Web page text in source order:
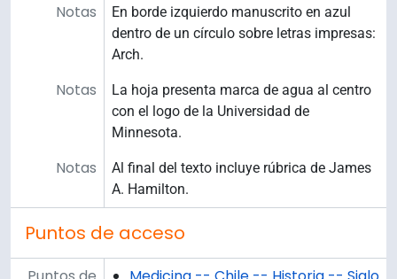
Notas
En borde izquierdo manuscrito en azul
dentro de un círculo sobre letras impresas:
Arch.
Notas
La hoja presenta marca de agua al centro
con el logo de la Universidad de
Minnesota.
Notas
Al final del texto incluye rúbrica de James
A. Hamilton.
Puntos de acceso